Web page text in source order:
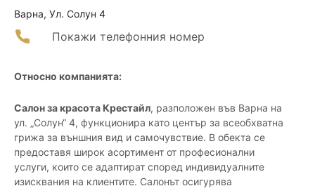
Варна, Ул. Солун 4
Покажи телефонния номер
Относно компанията:
Салон за красота Крестайл, разположен във Варна на
ул. „Солун“ 4, функционира като център за всеобхватна
грижа за външния вид и самочувствие. В обекта се
предоставя широк асортимент от професионални
услуги, които се адаптират според индивидуалните
изисквания на клиентите. Салонът осигурява